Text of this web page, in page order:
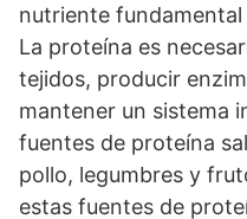
nutriente
La proteína es
tejidos, producir
mantener un sistema
fuentes de proteína
pollo, legumbres y
estas fuentes de